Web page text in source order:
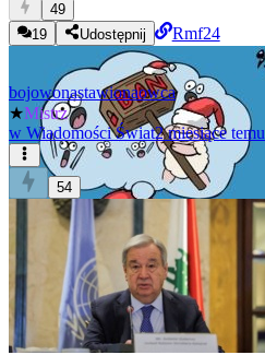
49
19
Udostępnij Rmf24
bojowonastawionaowca
★Mistrz
w Wiadomości Świat2 miesiące temu
54